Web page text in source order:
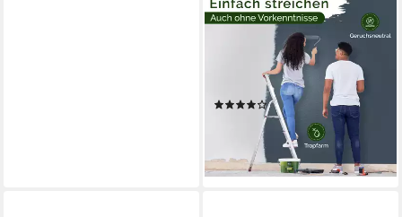
VELUXIS
Wandfarbe Veluxis®
Wandfarbe Universal,
Deckkraft-Klasse 1,
Streifenfrei, tropfarm & VOC-
frei
(4)
ab 29,95 €
lieferbar - in 2-3 Werktagen bei dir
+5